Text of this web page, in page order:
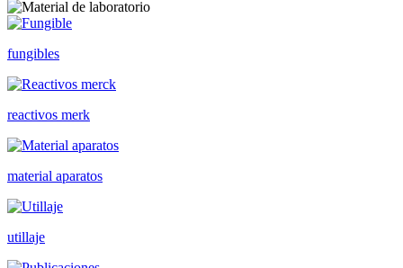
fungibles
reactivos merk
material aparatos
utillaje